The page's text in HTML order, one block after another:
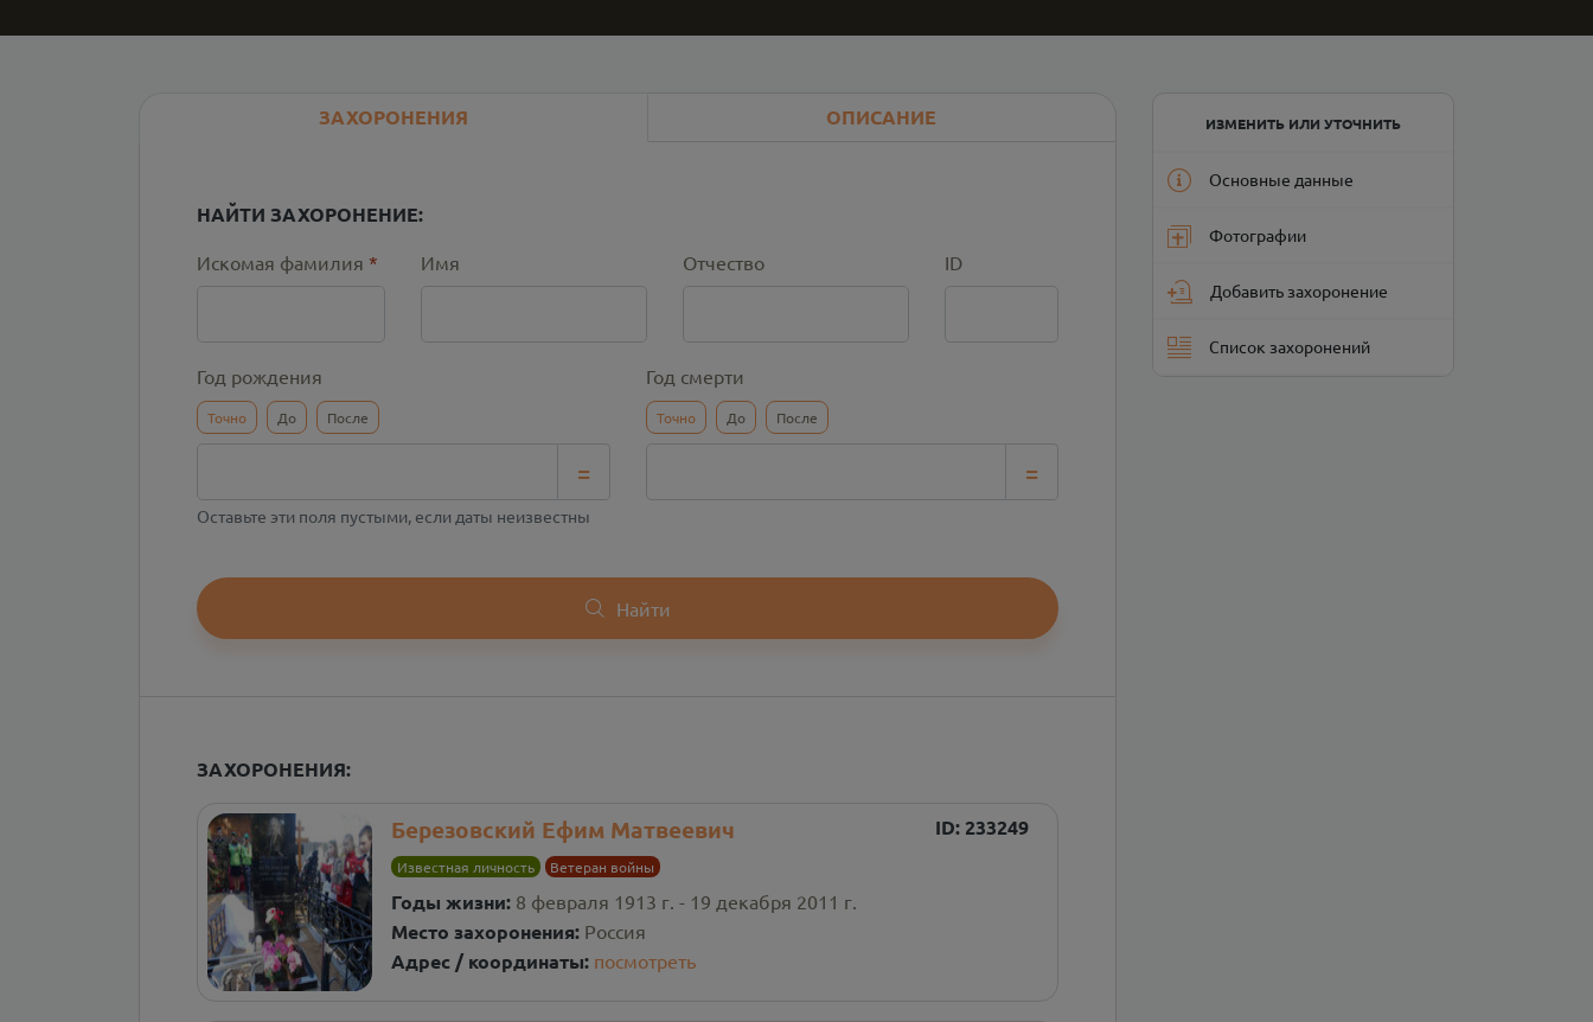
ЗАХОРОНЕНИЯ ОПИСАНИЕ
НАЙТИ ЗАХОРОНЕНИЕ:
Искомая фамилия * Имя Отчество ID
Год рождения
Точно До После
=
Год смерти
Точно До После
=
Оставьте эти поля пустыми, если даты неизвестны
Найти
ЗАХОРОНЕНИЯ:
Березовский Ефим Матвеевич ID: 233249
Известная личность Ветеран войны
Годы жизни: 8 февраля 1913 г. - 19 декабря 2011 г.
Место захоронения: Россия
Адрес / координаты: посмотреть
ИЗМЕНИТЬ ИЛИ УТОЧНИТЬ
Основные данные
Фотографии
Добавить захоронение
Список захоронений